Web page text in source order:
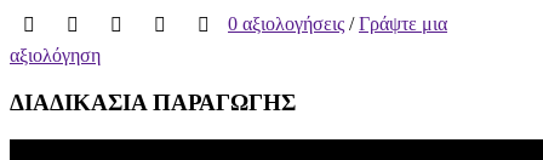
0 αξιολογήσεις /Γράψτε μια
αξιολόγηση
ΔΙΑΔΙΚΑΣΙΑ ΠΑΡΑΓΩΓΗΣ